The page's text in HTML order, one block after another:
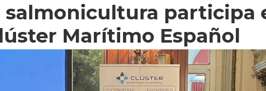
salmonicultura participa
Marítimo Español